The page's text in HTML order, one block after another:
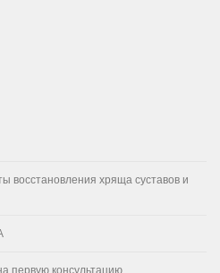
восстановления хряща суставов и
первую консультацию